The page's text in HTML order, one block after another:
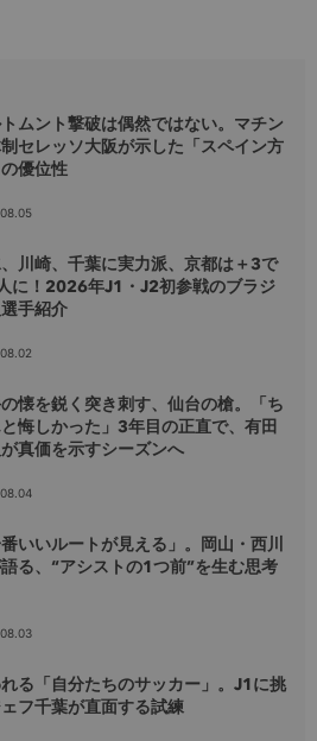
トムント撃破は偶然ではない。マチン
セレッソ大阪が示した「スペイン方
優位性
川崎、千葉に実力派、京都は＋3で
に！2026年J1・J2初参戦のブラジ
手紹介
懐を鋭く突き刺す、仙台の槍。「ち
悔しかった」3年目の正直で、有田
真価を示すシーズンへ
番いいルートが見える」。岡山・西川
る、“アシストの1つ前”を生む思考
る「自分たちのサッカー」。J1に挑
フ千葉が直面する試練